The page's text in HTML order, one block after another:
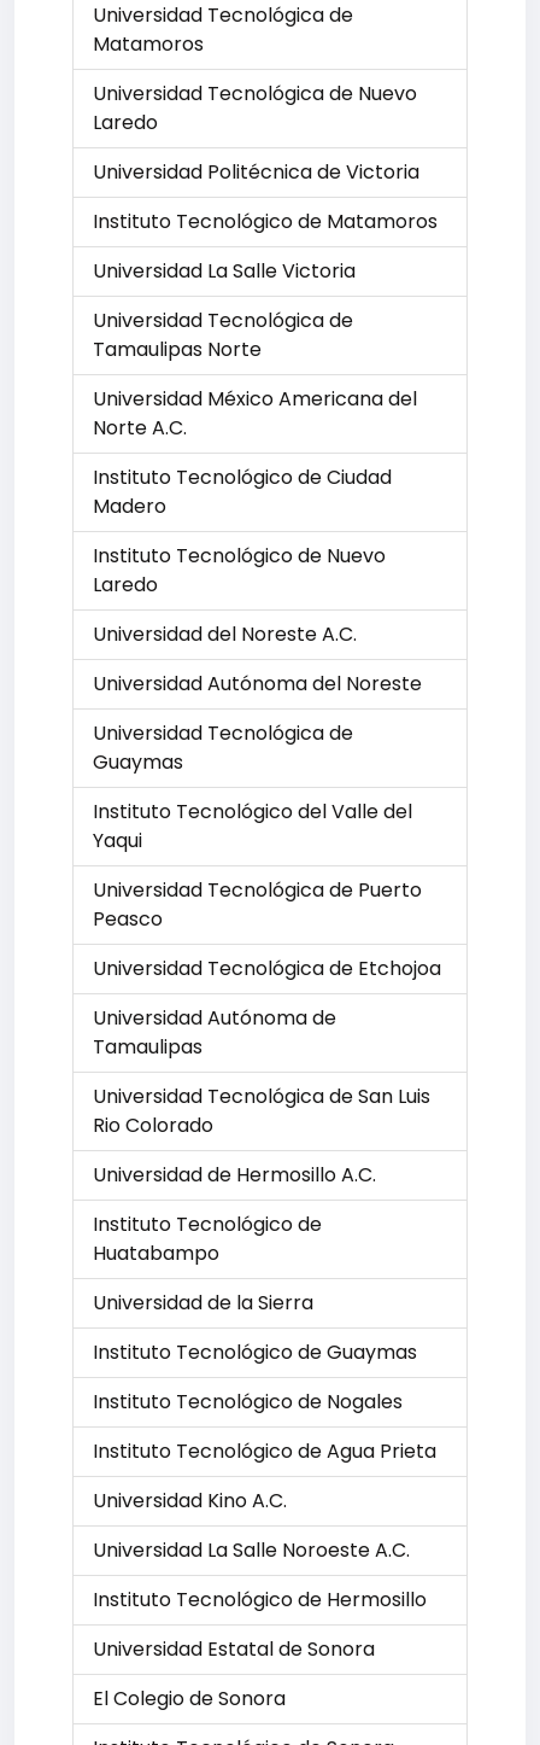
Universidad Tecnológica de
Matamoros
Universidad Tecnológica de Nuevo
Laredo
Universidad Politécnica de Victoria
Instituto Tecnológico de Matamoros
Universidad La Salle Victoria
Universidad Tecnológica de
Tamaulipas Norte
Universidad México Americana del
Norte A.C.
Instituto Tecnológico de Ciudad
Madero
Instituto Tecnológico de Nuevo
Laredo
Universidad del Noreste A.C.
Universidad Autónoma del Noreste
Universidad Tecnológica de
Guaymas
Instituto Tecnológico del Valle del
Yaqui
Universidad Tecnológica de Puerto
Peasco
Universidad Tecnológica de Etchojoa
Universidad Autónoma de
Tamaulipas
Universidad Tecnológica de San Luis
Rio Colorado
Universidad de Hermosillo A.C.
Instituto Tecnológico de
Huatabampo
Universidad de la Sierra
Instituto Tecnológico de Guaymas
Instituto Tecnológico de Nogales
Instituto Tecnológico de Agua Prieta
Universidad Kino A.C.
Universidad La Salle Noroeste A.C.
Instituto Tecnológico de Hermosillo
Universidad Estatal de Sonora
El Colegio de Sonora